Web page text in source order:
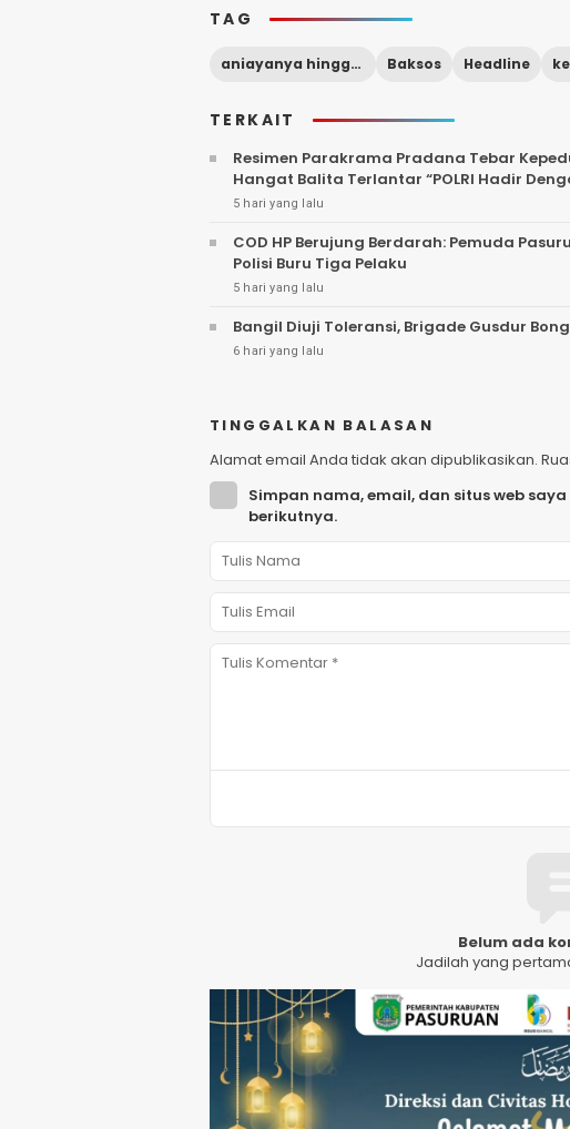
TAG
aniayanya hingga meningal Baksos Headline
TERKAIT
Resimen Parakrama Pradana Tebar
Hangat Balita Terlantar “POLRI Hadir
5 hari yang lalu
COD HP Berujung Berdarah: Pemuda
Polisi Buru Tiga Pelaku
5 hari yang lalu
Bangil Diuji Toleransi, Brigade Gusdur
6 hari yang lalu
TINGGALKAN BALASAN
Alamat email Anda tidak akan dipublikasikan.
Simpan nama, email, dan situs web
berikutnya.
Belum ada
Jadilah yang